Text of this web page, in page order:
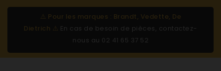
⚠️ Pour les marques : Brandt, Vedette, De
Dietrich ⚠️ En cas de besoin de pièces, contactez-
nous au 02 41 65 37 52